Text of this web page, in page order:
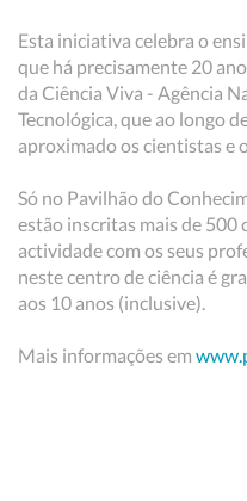
Esta iniciativa celebra o
que há precisamente 20
da Ciência Viva - Agência
Tecnológica, que ao longo
aproximado os cientistas e
Só no Pavilhão do
estão inscritas mais de 500
actividade com os seus
neste centro de ciência é
aos 10 anos (inclusive).
Mais informações em